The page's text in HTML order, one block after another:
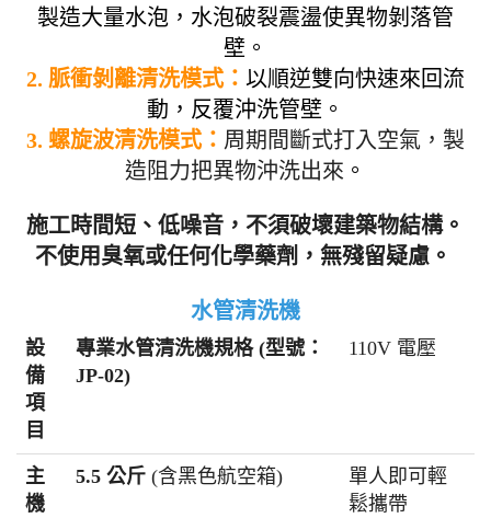
製造大量水泡，水泡破裂震盪使異物剝落管
壁。
2. 脈衝剝離清洗模式： 以順逆雙向快速來回流
動，反覆沖洗管壁 。
3. 螺旋波清洗模式： 周期間斷式打入空氣，製
造阻力把異物沖洗出來 。
施工時間短、低噪音，不須破壞建築物結構。
不使用臭氧或任何化學藥劑，無殘留疑慮。
水管清洗機
設
備
項
目
專業水管清洗機規格 (型號：
JP-02)
110V 電壓
主
機
5.5 公斤 (含黑色航空箱)
單人即可輕
鬆攜帶